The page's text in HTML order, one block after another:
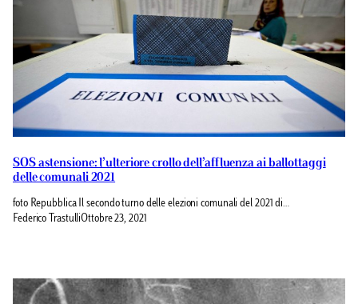
SOS astensione: l’ulteriore crollo dell’affluenza ai ballottaggi
delle comunali 2021
foto Repubblica Il secondo turno delle elezioni comunali del 2021 di…
Federico TrastulliOttobre 23, 2021